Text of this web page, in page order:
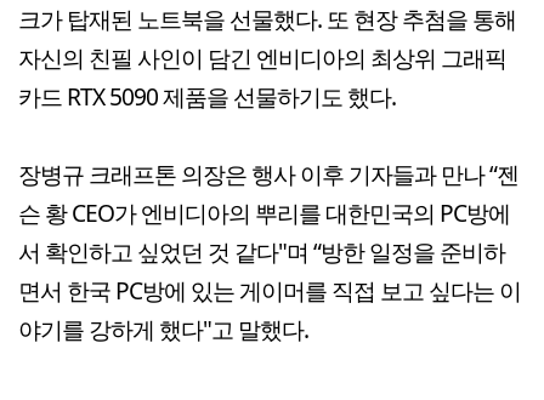
크가 탑재된 노트북을 선물했다. 또 현장 추첨을 통해
자신의 친필 사인이 담긴 엔비디아의 최상위 그래픽
카드 RTX 5090 제품을 선물하기도 했다.
장병규 크래프톤 의장은 행사 이후 기자들과 만나 “젠
슨 황 CEO가 엔비디아의 뿌리를 대한민국의 PC방에
서 확인하고 싶었던 것 같다"며 “방한 일정을 준비하
면서 한국 PC방에 있는 게이머를 직접 보고 싶다는 이
야기를 강하게 했다"고 말했다.